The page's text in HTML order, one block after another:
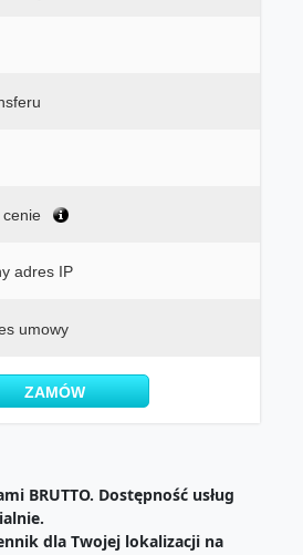
adres IP
umowy
ZAMÓW
BRUTTO. Dostępność usług
dla Twojej lokalizacji na